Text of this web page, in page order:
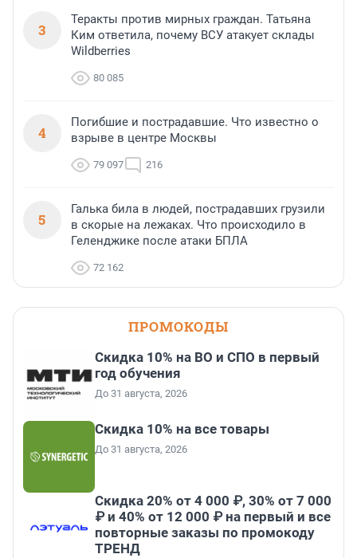
3
Теракты против мирных граждан. Татьяна
Ким ответила, почему ВСУ атакует склады
Wildberries
80 085
4
Погибшие и пострадавшие. Что известно о
взрыве в центре Москвы
79 097 216
5
Галька била в людей, пострадавших грузили
в скорые на лежаках. Что происходило в
Геленджике после атаки БПЛА
72 162
ПРОМОКОДЫ
Скидка 10% на ВО и СПО в первый
год обучения
До 31 августа, 2026
Скидка 10% на все товары
До 31 августа, 2026
Скидка 20% от 4 000 ₽, 30% от 7 000
₽ и 40% от 12 000 ₽ на первый и все
повторные заказы по промокоду
ТРЕНД